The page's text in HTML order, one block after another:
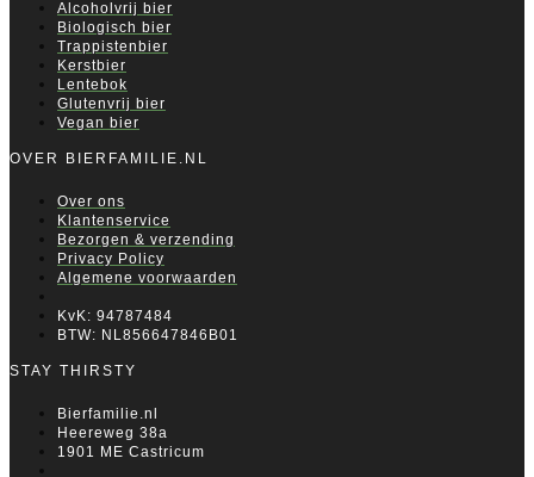
Alcoholvrij bier
Biologisch bier
Trappistenbier
Kerstbier
Lentebok
Glutenvrij bier
Vegan bier
OVER BIERFAMILIE.NL
Over ons
Klantenservice
Bezorgen & verzending
Privacy Policy
Algemene voorwaarden
KvK: 94787484
BTW: NL856647846B01
STAY THIRSTY
Bierfamilie.nl
Heereweg 38a
1901 ME Castricum